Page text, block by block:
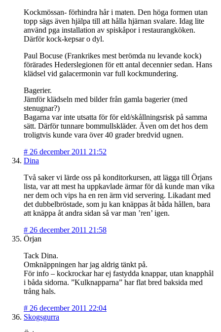
Kockmössan- förhindra hår i maten. Den höga formen utan
topp sägs även hjälpa till att hålla hjärnan svalare. Idag lite
använd pga installation av spiskåpor i restaurangköken.
Därför kock-kepsar o dyl.
Paul Bocuse (Frankrikes mest berömda nu levande kock)
förärades Hederslegionen för ett antal decennier sedan. Hans
klädsel vid galacermonin var full kockmundering.
Bagerier.
Jämför klädseln med bilder från gamla bagerier (med
stenugnar?)
Bagarna var inte utsatta för för eld/skållningsrisk på samma
sätt. Därför tunnare bommullskläder. Även om det hos dem
troligtvis kunde vara över 40 grader bredvid ugnen.
# 26 december 2011 21:52
Dina
Två saker vi lärde oss på konditorkursen, att lägga till Örjans
lista, var att mest ha uppkavlade ärmar för då kunde man vika
ner dem och vips ha en ren ärm vid servering. Likadant med
det dubbelbröstade, som ju kan knäppas åt båda hållen, bara
att knäppa åt andra sidan så var man ’ren’ igen.
# 26 december 2011 21:58
Örjan
Tack Dina.
Omknäppningen har jag aldrig tänkt på.
För info – kockrockar har ej fastydda knappar, utan knapphål
i båda sidorna. ”Kulknapparna” har flat bred baksida med
trång hals.
# 26 december 2011 22:04
Skogsgurra